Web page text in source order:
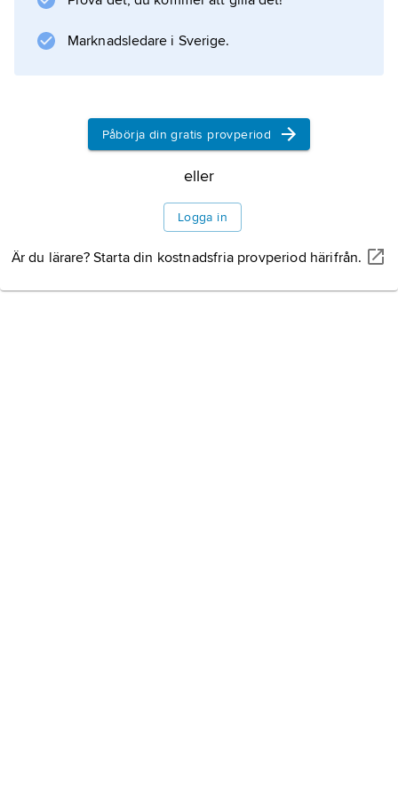
Marknadsledare i Sverige.
Påbörja din gratis provperiod
eller
Logga in
Är du lärare? Starta din kostnadsfria provperiod härifrån.